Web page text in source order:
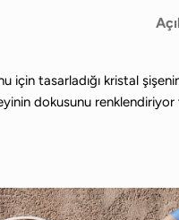
için tasarladığı kristal
dokusunu